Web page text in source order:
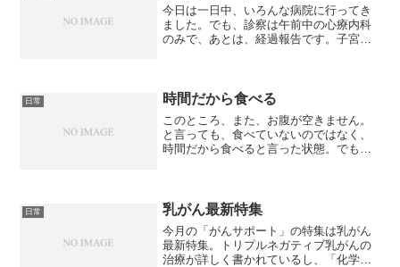
今日は一日中、いろんな病院に行ってき
ました。でも、診察は午前中の心療内科
のみで、あとは、経過報告です。子宮体
乳がんのホルモン治療のみ...
日常 時間だから食べる
このところ、また、お腹が空きません。
と言っても、食べていないのではなく、
時間だから食べると言った状態。でも、
ことは分かるけれど、何で...
日常 乳がん最新特集
今月の「がんサポート」の特集は乳がん
最新特集。トリプルネガティブ乳がんの
治療が詳しく書かれているし、「化学療